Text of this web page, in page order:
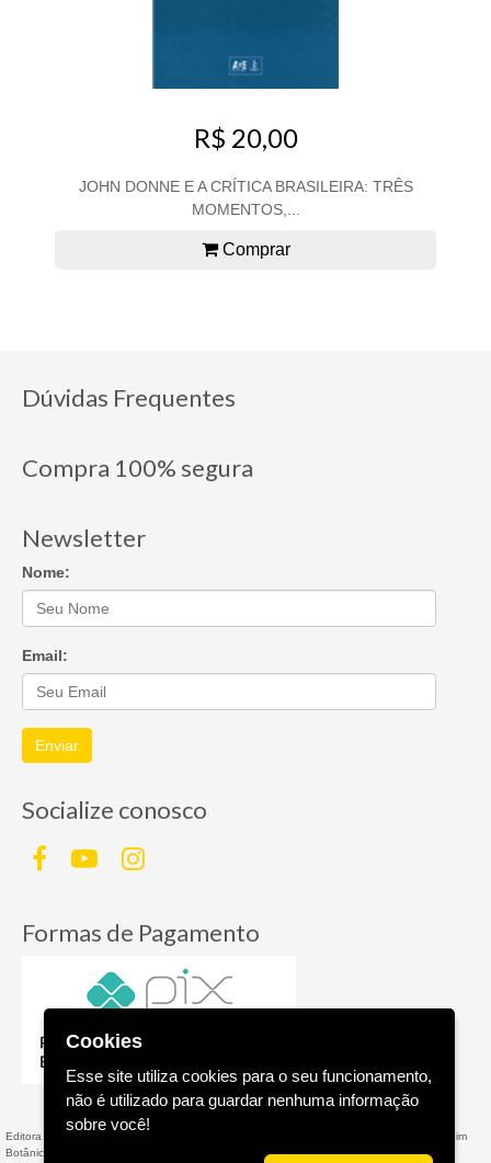
R$ 20,00
JOHN DONNE E A CRÍTICA BRASILEIRA: TRÊS
MOMENTOS,...
Comprar
Dúvidas Frequentes
Compra 100% segura
Newsletter
Nome:
Email:
Enviar
Socialize conosco
Formas de Pagamento
Editora AGE - Livraria Virtual - CNPJ n° 13.099.540/0001-16 - Rua Valparaíso, 285 - Jardim
Botânico - - RS
Cookies
Esse site utiliza cookies para o seu funcionamento,
não é utilizado para guardar nenhuma informação
sobre você!